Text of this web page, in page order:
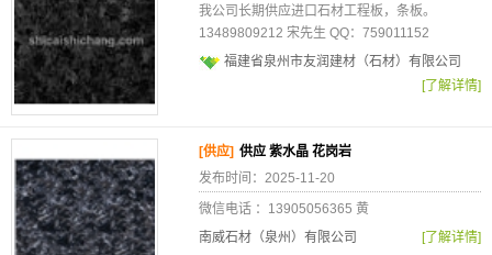
我公司长期供应进口石材工程板，条板。
13489809212 宋先生 QQ：759011152
福建省泉州市友润建材（石材）有限公司
[了解详情]
[供应] 供应 紫水晶 花岗岩
发布时间：2025-11-20
微信电话 ：13905056365 黄
南威石材（泉州）有限公司
[了解详情]